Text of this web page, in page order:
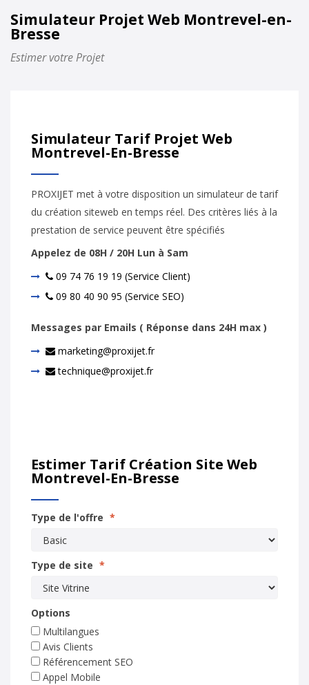
Simulateur Projet Web Montrevel-en-
Bresse
Estimer votre Projet
Simulateur Tarif Projet Web
Montrevel-En-Bresse
PROXIJET met à votre disposition un simulateur de tarif
du création siteweb en temps réel. Des critères liés à la
prestation de service peuvent être spécifiés
Appelez de 08H / 20H Lun à Sam
09 74 76 19 19 (Service Client)
09 80 40 90 95 (Service SEO)
Messages par Emails ( Réponse dans 24H max )
marketing@proxijet.fr
technique@proxijet.fr
Estimer Tarif Création Site Web
Montrevel-En-Bresse
Type de l'offre *
Type de site *
Options
Multilangues
Avis Clients
Référencement SEO
Appel Mobile